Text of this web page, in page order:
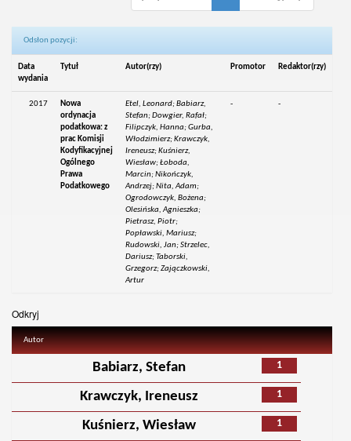
Odsłon pozycji:
Data
wydania
Tytuł Autor(rzy) Promotor Redaktor(rzy)
2017
Nowa
ordynacja
podatkowa: z
prac Komisji
Kodyfikacyjnej
Ogólnego
Prawa
Podatkowego
Etel, Leonard; Babiarz,
Stefan; Dowgier, Rafał;
Filipczyk, Hanna; Gurba,
Włodzimierz; Krawczyk,
Ireneusz; Kuśnierz,
Wiesław; Łoboda,
Marcin; Nikończyk,
Andrzej; Nita, Adam;
Ogrodowczyk, Bożena;
Olesińska, Agnieszka;
Pietrasz, Piotr;
Popławski, Mariusz;
Rudowski, Jan; Strzelec,
Dariusz; Taborski,
Grzegorz; Zajączkowski,
Artur
- -
Odkryj
Autor
1
Babiarz, Stefan
1
Krawczyk, Ireneusz
1
Kuśnierz, Wiesław